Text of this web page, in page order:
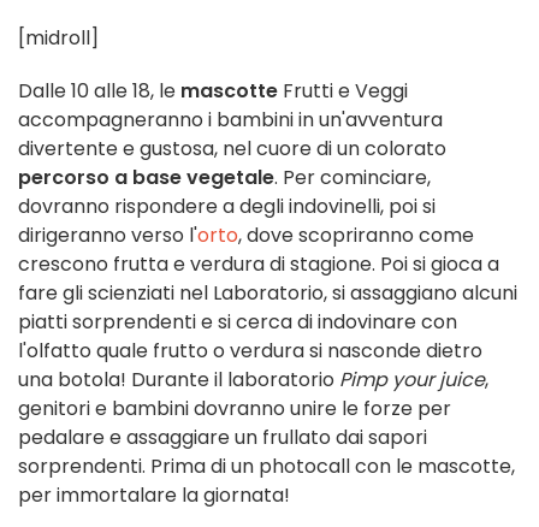
[midroll]
Dalle 10 alle 18, le mascotte Frutti e Veggi
accompagneranno i bambini in un'avventura
divertente e gustosa, nel cuore di un colorato
percorso a base vegetale. Per cominciare,
dovranno rispondere a degli indovinelli, poi si
dirigeranno verso l'orto, dove scopriranno come
crescono frutta e verdura di stagione. Poi si gioca a
fare gli scienziati nel Laboratorio, si assaggiano alcuni
piatti sorprendenti e si cerca di indovinare con
l'olfatto quale frutto o verdura si nasconde dietro
una botola! Durante il laboratorio Pimp your juice,
genitori e bambini dovranno unire le forze per
pedalare e assaggiare un frullato dai sapori
sorprendenti. Prima di un photocall con le mascotte,
per immortalare la giornata!